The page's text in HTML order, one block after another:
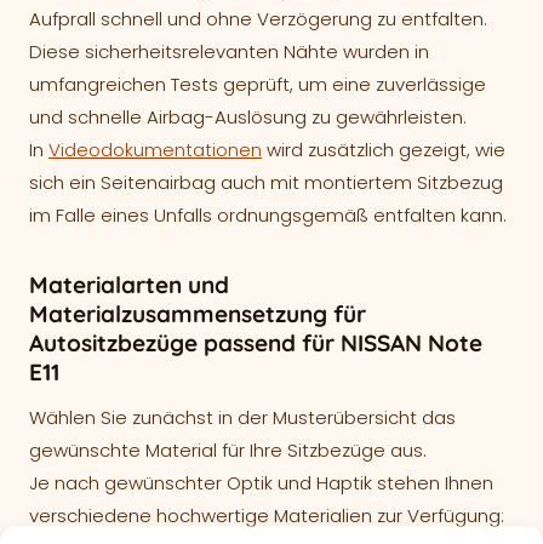
Aufprall schnell und ohne Verzögerung zu entfalten.
Diese sicherheitsrelevanten Nähte wurden in
umfangreichen Tests geprüft, um eine zuverlässige
und schnelle Airbag-Auslösung zu gewährleisten.
In Videodokumentationen wird zusätzlich gezeigt, wie
sich ein Seitenairbag auch mit montiertem Sitzbezug
im Falle eines Unfalls ordnungsgemäß entfalten kann.
Materialarten und
Materialzusammensetzung für
Autositzbezüge passend für NISSAN Note
E11
Wählen Sie zunächst in der Musterübersicht das
gewünschte Material für Ihre Sitzbezüge aus.
Je nach gewünschter Optik und Haptik stehen Ihnen
verschiedene hochwertige Materialien zur Verfügung: